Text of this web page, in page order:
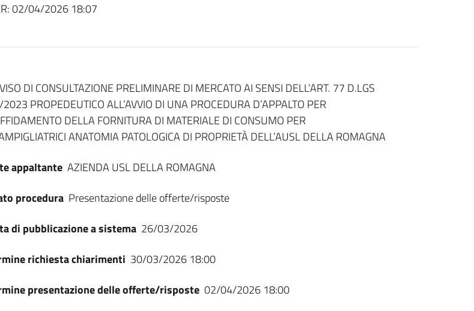
02/04/2026 18:07
del bando
DI CONSULTAZIONE PRELIMINARE DI MERCATO AI SENSI DELL’ART. 77 D.LGS
PROPEDEUTICO ALL’AVVIO DI UNA PROCEDURA D’APPALTO PER
DELLA FORNITURA DI MATERIALE DI CONSUMO PER
ANATOMIA PATOLOGICA DI PROPRIETÀ DELL’AUSL DELLA ROMAGNA
appaltante AZIENDA USL DELLA ROMAGNA
procedura Presentazione delle offerte/risposte
di pubblicazione a sistema 26/03/2026
richiesta chiarimenti 30/03/2026 18:00
presentazione delle offerte/risposte 02/04/2026 18:00